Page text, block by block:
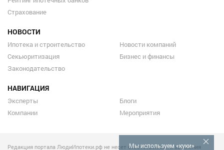
Мы используем «куки»
Страхование
НОВОСТИ
Ипотека и строительство
Секьюритизация
Законодательство
Новости компаний
Бизнес и финансы
НАВИГАЦИЯ
Эксперты
Компании
Блоги
Мероприятия
Редакция портала ЛюдиИпотеки.рф не несет ответственности за мнения